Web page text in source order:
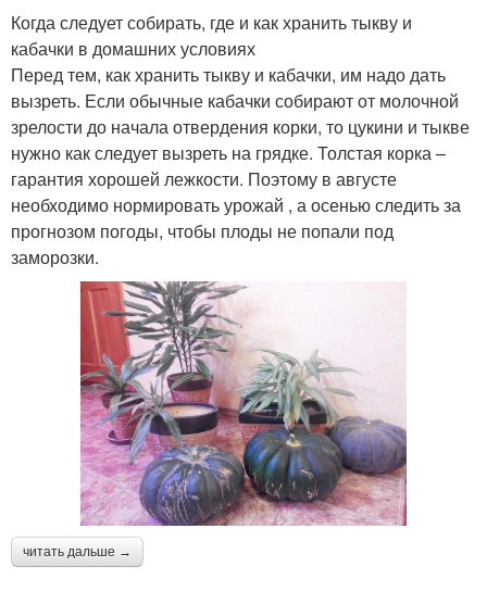
Когда следует собирать, где и как хранить тыкву и
кабачки в домашних условиях
Перед тем, как хранить тыкву и кабачки, им надо дать
вызреть. Если обычные кабачки собирают от молочной
зрелости до начала отвердения корки, то цукини и тыкве
нужно как следует вызреть на грядке. Толстая корка –
гарантия хорошей лежкости. Поэтому в августе
необходимо нормировать урожай , а осенью следить за
прогнозом погоды, чтобы плоды не попали под
заморозки.
читать дальше →